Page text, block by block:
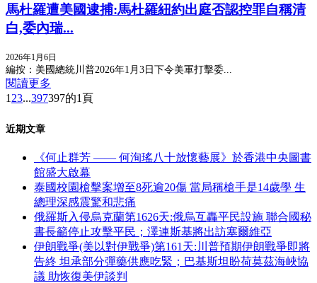
馬杜羅遭美國逮捕:馬杜羅紐約出庭否認控罪自稱清
白,委內瑞...
2026年1月6日
編按：美國總統川普2026年1月3日下令美軍打擊委...
閱讀更多
123...397397的1頁
近期文章
《何止群芳 —— 何洵瑤八十放懷藝展》於香港中央圖書
館盛大啟幕
泰國校園槍擊案增至8死逾20傷 當局稱槍手是14歲學 生
總理深感震驚和悲痛
俄羅斯入侵烏克蘭第1626天:俄烏互轟平民設施 聯合國秘
書長籲停止攻擊平民；澤連斯基將出訪塞爾維亞
伊朗戰爭(美以對伊戰爭)第161天:川普預期伊朗戰爭即將
告終 坦承部分彈藥供應吃緊；巴基斯坦盼荷莫茲海峽協
議 助恢復美伊談判